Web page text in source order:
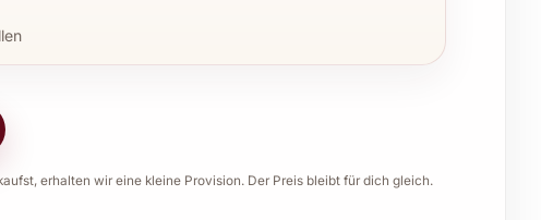
erhalten wir eine kleine Provision. Der Preis bleibt für dich gleich.